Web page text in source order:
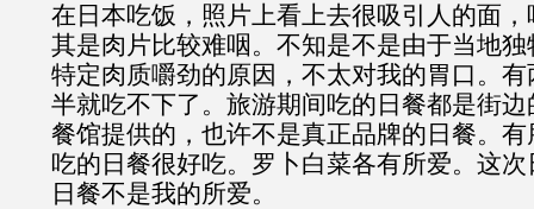
在日本吃饭，照片上看上去很吸引人的面
其是肉片比较难咽。不知是不是由于当地
特定肉质嚼劲的原因，不太对我的胃口。
半就吃不下了。旅游期间吃的日餐都是街
餐馆提供的，也许不是真正品牌的日餐。
吃的日餐很好吃。罗卜白菜各有所爱。这
日餐不是我的所爱。